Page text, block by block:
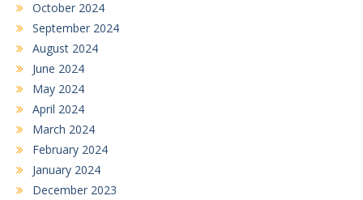
October 2024
September 2024
August 2024
June 2024
May 2024
April 2024
March 2024
February 2024
January 2024
December 2023